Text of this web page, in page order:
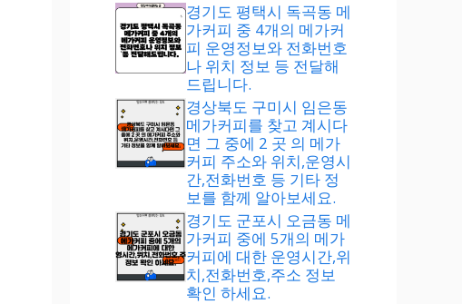
경기도 평택시 독곡동 메
가커피 중 4개의 메가커
피 운영정보와 전화번호
나 위치 정보 등 전달해
드립니다.
경상북도 구미시 임은동
메가커피를 찾고 계시다
면 그 중에 2 곳 의 메가
커피 주소와 위치,운영시
간,전화번호 등 기타 정
보를 함께 알아보세요.
경기도 군포시 오금동 메
가커피 중에 5개의 메가
커피에 대한 운영시간,위
치,전화번호,주소 정보
확인 하세요.